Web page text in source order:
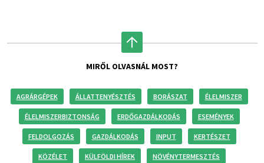
MIRŐL OLVASNÁL MOST?
AGRÁRGÉPEK ÁLLATTENYÉSZTÉS BORÁSZAT ÉLELMISZER
ÉLELMISZERBIZTONSÁG ERDŐGAZDÁLKODÁS ESEMÉNYEK
FELDOLGOZÁS GAZDÁLKODÁS INPUT KERTÉSZET
KÖZÉLET KÜLFÖLDI HÍREK NÖVÉNYTERMESZTÉS